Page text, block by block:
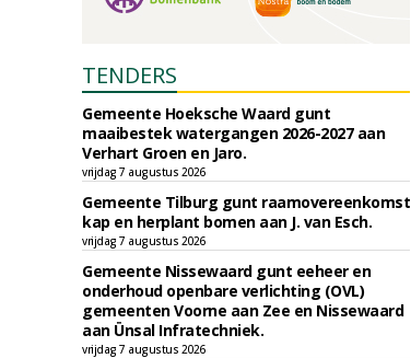
TENDERS
Gemeente Hoeksche Waard gunt
maaibestek watergangen 2026-2027 aan
Verhart Groen en Jaro.
vrijdag 7 augustus 2026
Gemeente Tilburg gunt raamovereenkomst
kap en herplant bomen aan J. van Esch.
vrijdag 7 augustus 2026
Gemeente Nissewaard gunt eeheer en
onderhoud openbare verlichting (OVL)
gemeenten Voorne aan Zee en Nissewaard
aan Ünsal Infratechniek.
vrijdag 7 augustus 2026